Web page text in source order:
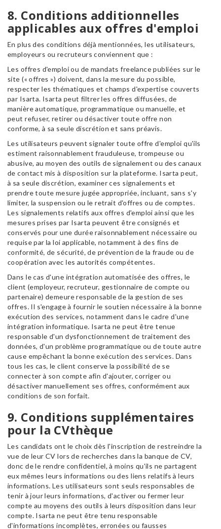
8. Conditions additionnelles
applicables aux offres d'emploi
En plus des conditions déjà mentionnées, les utilisateurs,
employeurs ou recruteurs conviennent que :
Les offres d'emploi ou de mandats freelance publiées sur le
site (« offres ») doivent, dans la mesure du possible,
respecter les thématiques et champs d'expertise couverts
par Isarta. Isarta peut filtrer les offres diffusées, de
manière automatique, programmatique ou manuelle, et
peut refuser, retirer ou désactiver toute offre non
conforme, à sa seule discrétion et sans préavis.
Les utilisateurs peuvent signaler toute offre d'emploi qu'ils
estiment raisonnablement frauduleuse, trompeuse ou
abusive, au moyen des outils de signalement ou des canaux
de contact mis à disposition sur la plateforme. Isarta peut,
à sa seule discrétion, examiner ces signalements et
prendre toute mesure jugée appropriée, incluant, sans s'y
limiter, la suspension ou le retrait d'offres ou de comptes.
Les signalements relatifs aux offres d'emploi ainsi que les
mesures prises par Isarta peuvent être consignés et
conservés pour une durée raisonnablement nécessaire ou
requise par la loi applicable, notamment à des fins de
conformité, de sécurité, de prévention de la fraude ou de
coopération avec les autorités compétentes.
Dans le cas d'une intégration automatisée des offres, le
client (employeur, recruteur, gestionnaire de compte ou
partenaire) demeure responsable de la gestion de ses
offres. Il s'engage à fournir le soutien nécessaire à la bonne
exécution des services, notamment dans le cadre d'une
intégration informatique. Isarta ne peut être tenue
responsable d'un dysfonctionnement de traitement des
données, d'un problème programmatique ou de toute autre
cause empêchant la bonne exécution des services. Dans
tous les cas, le client conserve la possibilité de se
connecter à son compte afin d'ajouter, corriger ou
désactiver manuellement ses offres, conformément aux
conditions de son forfait.
9. Conditions supplémentaires
pour la CVthèque
Les candidats ont le choix dès l'inscription de restreindre la
vue de leur CV lors de recherches dans la banque de CV,
donc de le rendre confidentiel, à moins qu'ils ne partagent
eux mêmes leurs informations ou des liens relatifs à leurs
informations. Les utilisateurs sont seuls responsables de
tenir à jour leurs informations, d'activer ou fermer leur
compte au moyens des outils à leurs disposition dans leur
compte. Isarta ne peut être tenu responsable
d'informations incomplètes, erronées ou fausses